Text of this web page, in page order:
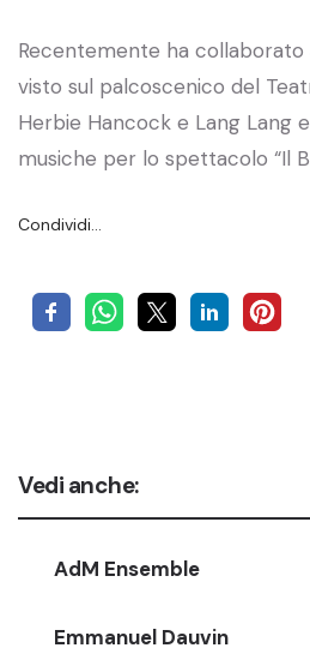
Recentemente ha
visto sul palcoscenico del
Herbie Hancock e Lang Lang
musiche per lo spettacolo “Il
Condividi…
Vedi anche:
AdM Ensemble
Emmanuel Dauvin